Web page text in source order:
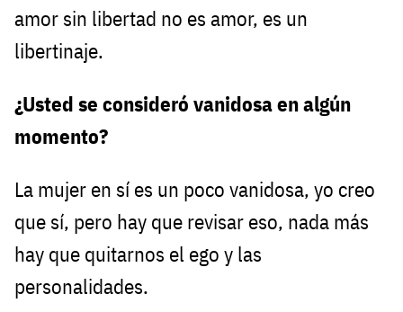
amor sin libertad no es amor, es un
libertinaje.
¿Usted se consideró vanidosa en algún
momento?
La mujer en sí es un poco vanidosa, yo creo
que sí, pero hay que revisar eso, nada más
hay que quitarnos el ego y las
personalidades.